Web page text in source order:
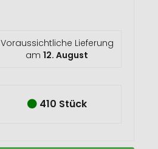
Voraussichtliche Lieferung
am12. August
410 Stück